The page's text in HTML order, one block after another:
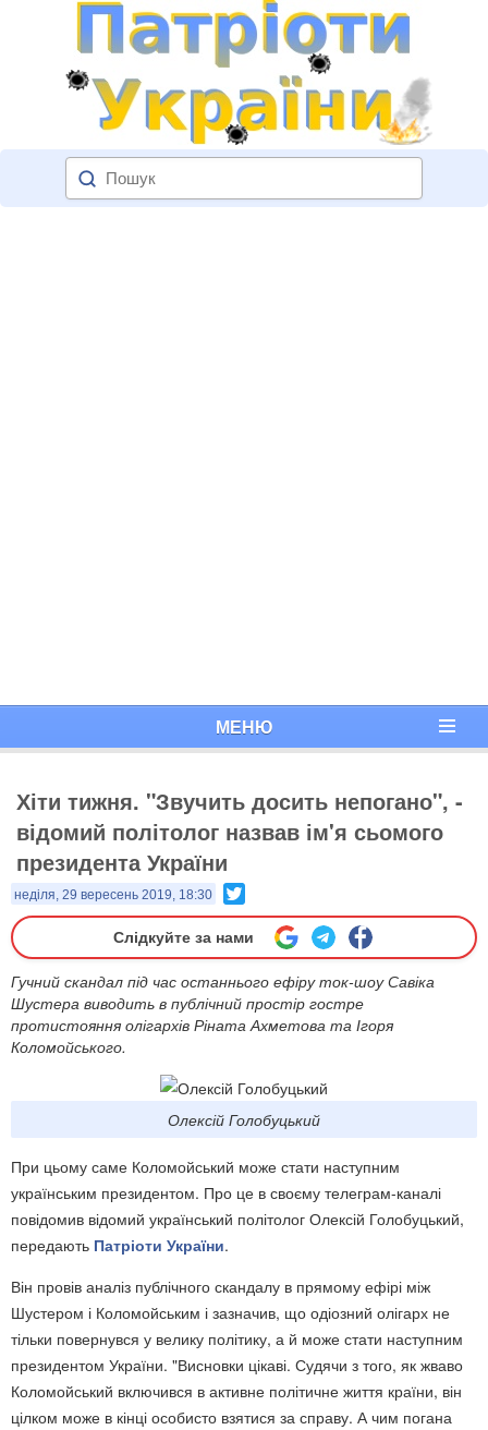
МЕНЮ
Хіти тижня. "Звучить досить непогано", -
відомий політолог назвав ім'я сьомого
президента України
неділя, 29 вересень 2019, 18:30
Слідкуйте за нами
Гучний скандал під час останнього ефіру ток-шоу Савіка
Шустера виводить в публічний простір гостре
протистояння олігархів Ріната Ахметова та Ігоря
Коломойського.
Олексій Голобуцький
При цьому саме Коломойський може стати наступним
українським президентом. Про це в своєму телеграм-каналі
повідомив відомий український політолог Олексій Голобуцький,
передають Патріоти України.
Він провів аналіз публічного скандалу в прямому ефірі між
Шустером і Коломойським і зазначив, що одіозний олігарх не
тільки повернувся у велику політику, а й може стати наступним
президентом України. "Висновки цікаві. Судячи з того, як жваво
Коломойський включився в активне політичне життя країни, він
цілком може в кінці особисто взятися за справу. А чим погана